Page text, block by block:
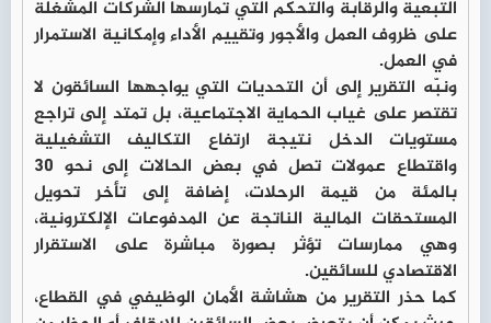
التبعية والرقابة والتحكم التي تمارسها الشركات المشغلة
على ظروف العمل والأجور وتقييم الأداء وإمكانية الاستمرار
في العمل.
ونبّه التقرير إلى أن التحديات التي يواجهها السائقون لا
تقتصر على غياب الحماية الاجتماعية، بل تمتد إلى تراجع
مستويات الدخل نتيجة ارتفاع التكاليف التشغيلية
واقتطاع عمولات تصل في بعض الحالات إلى نحو 30
بالمئة من قيمة الرحلات، إضافة إلى تأخر تحويل
المستحقات المالية الناتجة عن المدفوعات الإلكترونية،
وهي ممارسات تؤثر بصورة مباشرة على الاستقرار
الاقتصادي للسائقين.
كما حذر التقرير من هشاشة الأمان الوظيفي في القطاع،